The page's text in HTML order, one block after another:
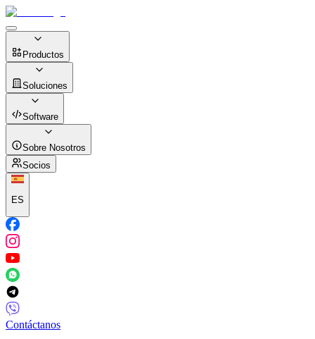
Productos
Soluciones
Software
Sobre Nosotros
Socios
ES
Contáctanos